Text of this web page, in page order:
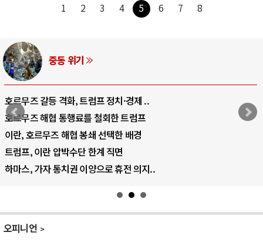
1 2 3 4 5 6 7 8
중동 위기
호르무즈 갈등 격화, 트럼프 정치·경제 ..
호르무즈 해협 통행료를 철회한 트럼프
이란, 호르무즈 해협 봉쇄 선택한 배경
트럼프, 이란 압박수단 한계 직면
하마스, 가자 통치권 이양으로 휴전 의지..
오피니언